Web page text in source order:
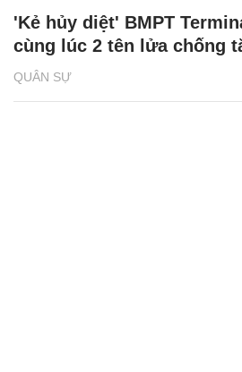
QUÂN SỰ
'Kẻ hủy diệt' BMPT
cùng lúc 2 tên lửa chống